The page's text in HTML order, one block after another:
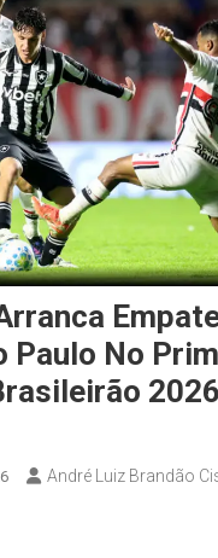
Paulo No
André Luiz Brandão